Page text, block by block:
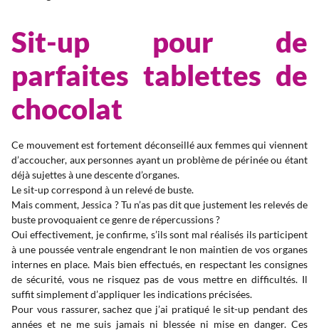
Sit-up pour de
parfaites tablettes de
chocolat
Ce mouvement est fortement déconseillé aux femmes qui viennent
d’accoucher, aux personnes ayant un problème de périnée ou étant
déjà sujettes à une descente d’organes.
Le sit-up correspond à un relevé de buste.
Mais comment, Jessica ? Tu n’as pas dit que justement les relevés de
buste provoquaient ce genre de répercussions ?
Oui effectivement, je confirme, s’ils sont mal réalisés ils participent
à une poussée ventrale engendrant le non maintien de vos organes
internes en place. Mais bien effectués, en respectant les consignes
de sécurité, vous ne risquez pas de vous mettre en difficultés. Il
suffit simplement d’appliquer les indications précisées.
Pour vous rassurer, sachez que j’ai pratiqué le sit-up pendant des
années et ne me suis jamais ni blessée ni mise en danger. Ces